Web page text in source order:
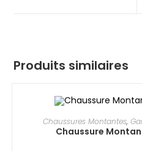
Produits similaires
Chaussures Montantes,
Chaussure